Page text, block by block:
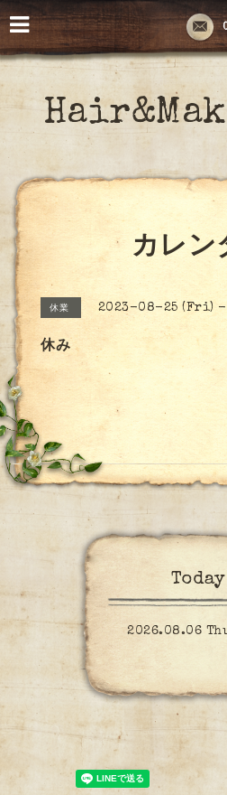
カレン
休業 2023-08-25 (Fri) -
休み
Today
2026.08.06